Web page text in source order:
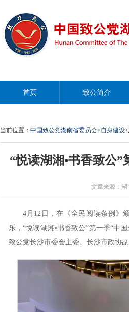
首页 致公简介
当前位置： 中国致公党湖南省委员会>自身建设
“悦读湖湘•书香致公
文章来源：湖
4月12日，在《全民阅读条例》
乐，“悦读湖湘•书香致公”第一季“中
致公党长沙市委会主委、长沙市政协